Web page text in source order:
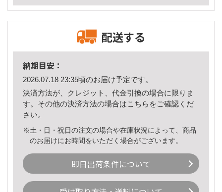
配送する
納期目安：
2026.07.18 23:35頃のお届け予定です。
決済方法が、クレジット、代金引換の場合に限りま
す。その他の決済方法の場合はこちら をご確認くだ
さい。
※土・日・祝日の注文の場合や在庫状況によって、商品
のお届けにお時間をいただく場合がございます。
即日出荷条件について